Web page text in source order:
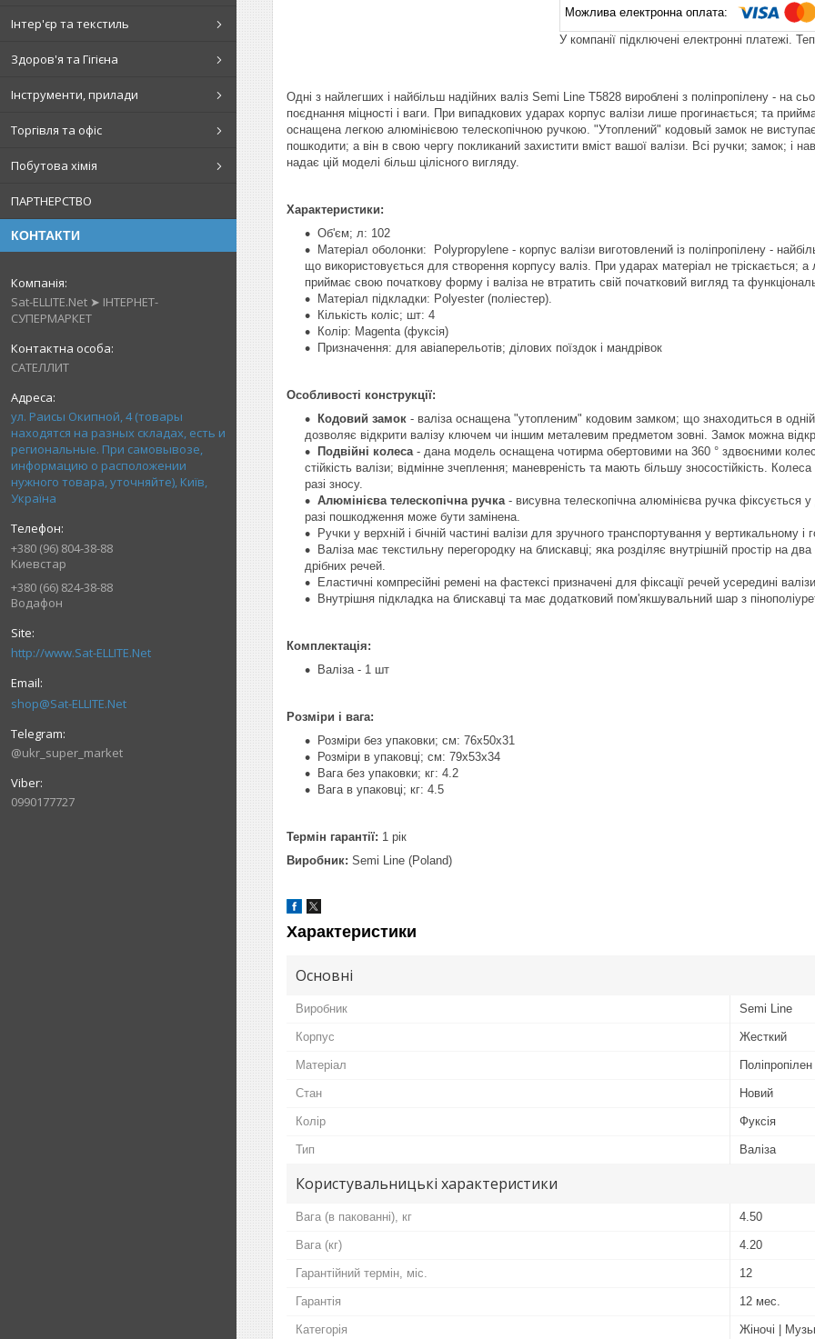
Інтер'єр та текстиль
Здоров'я та Гігієна
Інструменти, прилади
Торгівля та офіс
Побутова хімія
ПАРТНЕРСТВО
КОНТАКТИ
Sat-ELLITE.Net ➤ ІНТЕРНЕТ-
СУПЕРМАРКЕТ
САТЕЛЛИТ
ул. Раисы Окипной, 4 (товары
находятся на разных складах, есть и
региональные. При самовывозе,
информацию о расположении
нужного товара, уточняйте), Київ,
Україна
+380 (96) 804-38-88
Киевстар
+380 (66) 824-38-88
Водафон
http://www.Sat-ELLITE.Net
shop@Sat-ELLITE.Net
@ukr_super_market
0990177727
У компанії підключені електронні платежі.
Одні з найлегших і найбільш надійних валіз Semi Line T5828 вироблені з поліпропілену - на
поєднання міцності і ваги. При випадкових ударах корпус валізи лише прогинається; та
оснащена легкою алюмінієвою телескопічною ручкою. "Утоплений" кодовый замок не
пошкодити; а він в свою чергу покликаний захистити вміст вашої валізи. Всі ручки; замок; і
надає цій моделі більш цілісного вигляду.
Характеристики:
Об'єм; л: 102
Матеріал оболонки: Polypropylene - корпус валізи виготовлений із поліпропілену -
що використовується для створення корпусу валіз. При ударах матеріал не тріскається;
приймає свою початкову форму і валіза не втратить свій початковий вигляд та
Матеріал підкладки: Polyester (поліестер).
Кількість коліс; шт: 4
Колір: Magenta (фуксія)
Призначення: для авіаперельотів; ділових поїздок і мандрівок
Особливості конструкції:
Кодовий замок - валіза оснащена "утопленим" кодовим замком; що знаходиться в
дозволяє відкрити валізу ключем чи іншим металевим предметом зовні. Замок можна
Подвійні колеса - дана модель оснащена чотирма обертовими на 360 ° здвоєними
стійкість валізи; відмінне зчеплення; маневреність та мають більшу зносостійкість.
разі зносу.
Алюмінієва телескопічна ручка - висувна телескопічна алюмінієва ручка фіксується
разі пошкодження може бути замінена.
Ручки у верхній і бічній частині валізи для зручного транспортування у вертикальному і
Валіза має текстильну перегородку на блискавці; яка розділяє внутрішній простір на
дрібних речей.
Еластичні компресійні ремені на фастексі призначені для фіксації речей усередині валізи.
Внутрішня підкладка на блискавці та має додатковий пом'якшувальний шар з
Комплектація:
Валіза - 1 шт
Розміри і вага:
Розміри без упаковки; см: 76x50x31
Розміри в упаковці; см: 79x53x34
Вага без упаковки; кг: 4.2
Вага в упаковці; кг: 4.5
Термін гарантії: 1 рік
Виробник: Semi Line (Poland)
Характеристики
Основні
Виробник Semi Line
Корпус Жесткий
Матеріал Поліпропілен
Стан Новий
Колір Фуксія
Тип Валіза
Користувальницькі характеристики
Вага (в пакованні), кг 4.50
Вага (кг) 4.20
Гарантійний термін, міс. 12
Гарантія 12 мес.
Категорія Жіночі |